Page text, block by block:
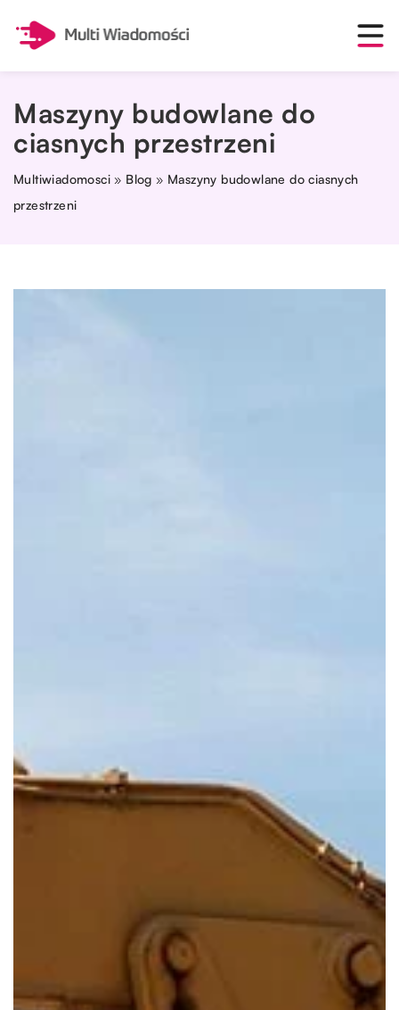
Maszyny budowlane do
ciasnych przestrzeni
Multiwiadomosci » Blog » Maszyny budowlane do ciasnych
przestrzeni